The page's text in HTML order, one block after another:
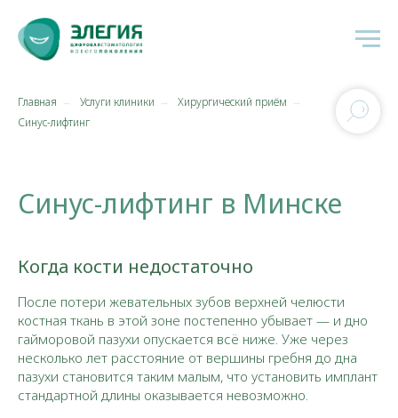
Главная → Услуги клиники → Хирургический приём →
Синус-лифтинг
Синус-лифтинг в Минске
Когда кости недостаточно
После потери жевательных зубов верхней челюсти
костная ткань в этой зоне постепенно убывает — и дно
гайморовой пазухи опускается всё ниже. Уже через
несколько лет расстояние от вершины гребня до дна
пазухи становится таким малым, что установить имплант
стандартной длины оказывается невозможно.